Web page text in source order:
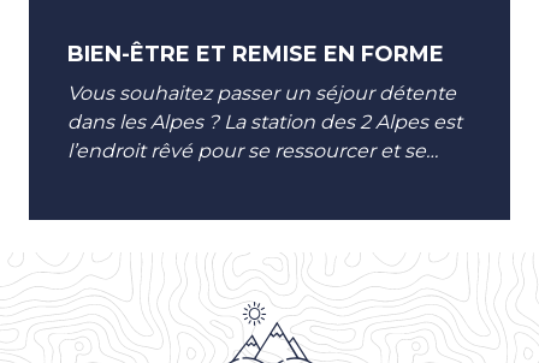
BIEN-ÊTRE ET REMISE EN FORME
Vous souhaitez passer un séjour détente
dans les Alpes ? La station des 2 Alpes est
l’endroit rêvé pour se ressourcer et se